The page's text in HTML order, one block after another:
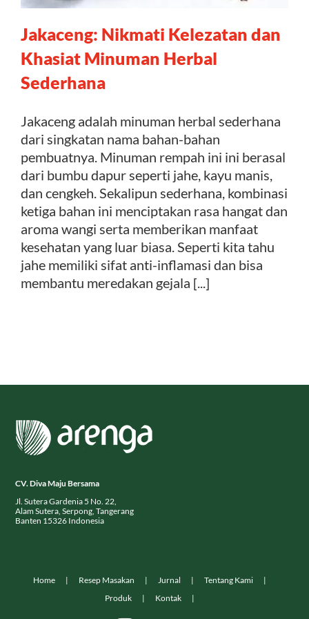
Kontak
Jakaceng: Nikmati Kelezatan dan
Khasiat Minuman Herbal
Sederhana
Jakaceng adalah minuman herbal sederhana
dari singkatan nama bahan-bahan
pembuatnya. Minuman rempah ini ini berasal
dari bumbu dapur seperti jahe, kayu manis,
dan cengkeh. Sekalipun sederhana, kombinasi
ketiga bahan ini menciptakan rasa hangat dan
aroma wangi serta memberikan manfaat
kesehatan yang luar biasa. Seperti kita tahu
jahe memiliki sifat anti-inflamasi dan bisa
membantu meredakan gejala [...]
CV. Diva Maju Bersama
Jl. Sutera Gardenia 5 No. 22,
Alam Sutera, Serpong, Tangerang
Banten 15326 Indonesia
Home Resep Masakan Jurnal
Tentang Kami
Produk
Kontak